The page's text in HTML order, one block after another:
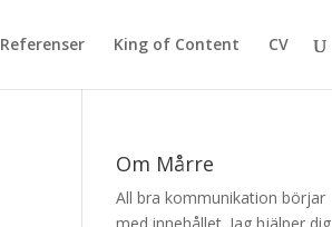
Referenser King of Content CV
Om Mårre
All bra kommunikation börjar